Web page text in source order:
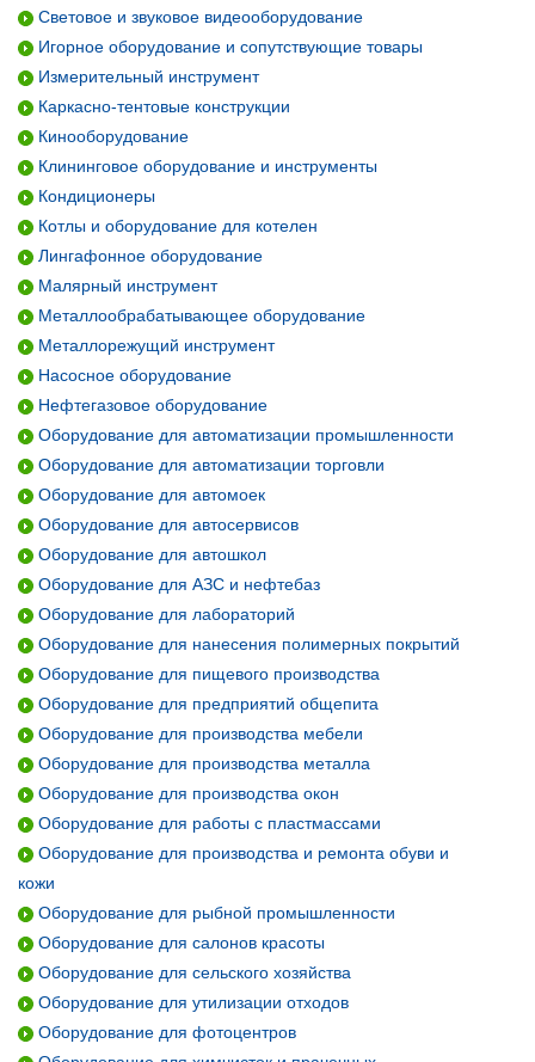
Световое и звуковое видеооборудование
Игорное оборудование и сопутствующие товары
Измерительный инструмент
Каркасно-тентовые конструкции
Кинооборудование
Клининговое оборудование и инструменты
Кондиционеры
Котлы и оборудование для котелен
Лингафонное оборудование
Малярный инструмент
Металлообрабатывающее оборудование
Металлорежущий инструмент
Насосное оборудование
Нефтегазовое оборудование
Оборудование для автоматизации промышленности
Оборудование для автоматизации торговли
Оборудование для автомоек
Оборудование для автосервисов
Оборудование для автошкол
Оборудование для АЗС и нефтебаз
Оборудование для лабораторий
Оборудование для нанесения полимерных покрытий
Оборудование для пищевого производства
Оборудование для предприятий общепита
Оборудование для производства мебели
Оборудование для производства металла
Оборудование для производства окон
Оборудование для работы с пластмассами
Оборудование для производства и ремонта обуви и
кожи
Оборудование для рыбной промышленности
Оборудование для салонов красоты
Оборудование для сельского хозяйства
Оборудование для утилизации отходов
Оборудование для фотоцентров